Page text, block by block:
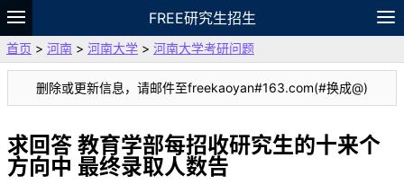
FREE研究生招生
题库
故事 专题 APP 笔记
VIP
资料
首页 > 河南 > 河南大学 > 河南大学考研问题
删除或更新信息，请邮件至freekaoyan#163.com(#换成@)
求回答 教育学部每招收研究生的十来个
方向中 最终录取人数告